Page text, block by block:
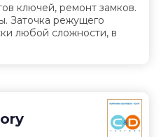
ключей, ремонт замков.
Заточка режущего
любой сложности, в